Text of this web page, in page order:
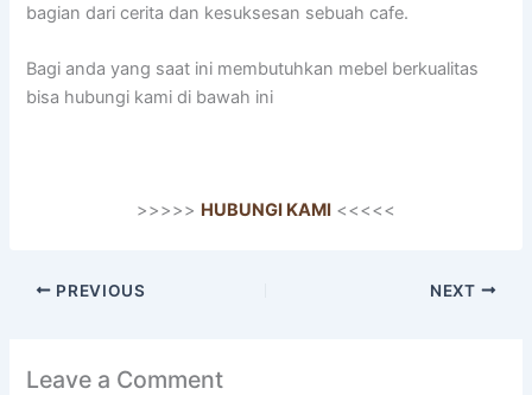
bagian dari cerita dan kesuksesan sebuah cafe.
Bagi anda yang saat ini membutuhkan mebel berkualitas
bisa hubungi kami di bawah ini
>>>>> HUBUNGI KAMI <<<<<
PREVIOUS NEXT
Leave a Comment